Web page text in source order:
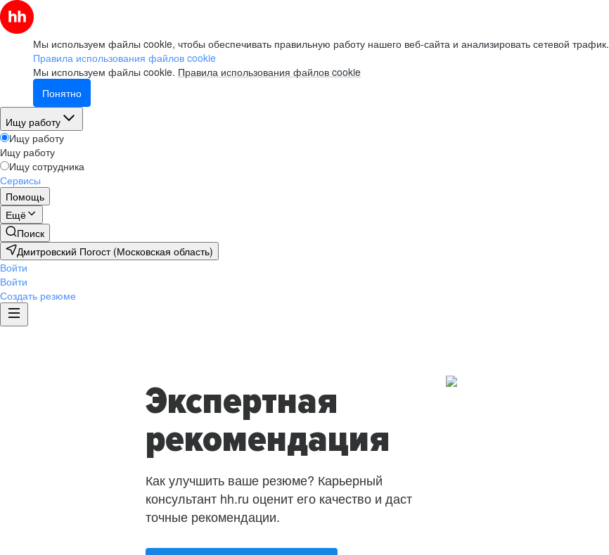
Мы используем файлы cookie, чтобы обеспечивать правильную работу нашего веб-сайта и анализировать сетевой трафик.
Правила использования файлов cookie
Мы используем файлы cookie. Правила использования файлов cookie
Понятно
Ищу работу
Ищу работу
Ищу работу
Ищу сотрудника
Сервисы
Помощь
Ещё
Поиск
Дмитровский Погост (Московская область)
Войти
Войти
Создать резюме
Экспертная
рекомендация
Как улучшить ваше резюме? Карьерный
консультант hh.ru оценит его качество и даст
точные рекомендации.